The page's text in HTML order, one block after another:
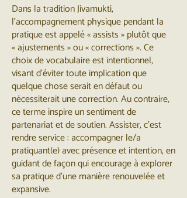
Dans la tradition Jivamukti,
l'accompagnement physique pendant la
pratique est appelé « assists » plutôt que
« ajustements » ou « corrections ». Ce
choix de vocabulaire est intentionnel,
visant d’éviter toute implication que
quelque chose serait en défaut ou
nécessiterait une correction. Au contraire,
ce terme inspire un sentiment de
partenariat et de soutien. Assister, c’est
rendre service : accompagner le/a
pratiquant(e) avec présence et intention, en
guidant de façon qui encourage à explorer
sa pratique d’une manière renouvelée et
expansive.